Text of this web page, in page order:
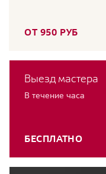
ОТ 950 РУБ
Выезд мастера
В течение часа
БЕСПЛАТНО